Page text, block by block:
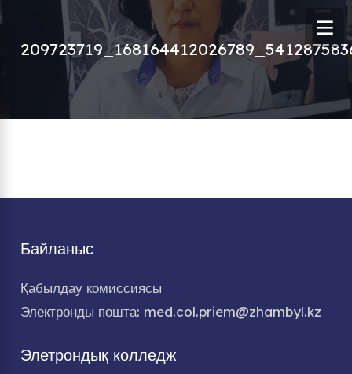
Байланыс
Қабылдау комиссиясы
Электронды пошта: med.col.priem@zhambyl.kz
Элетрондық колледж